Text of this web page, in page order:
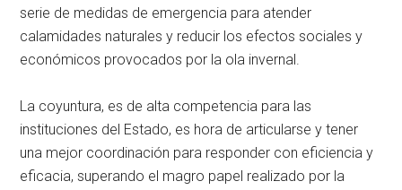
serie de medidas de emergencia para atender
calamidades naturales y reducir los efectos sociales y
económicos provocados por la ola invernal.
La coyuntura, es de alta competencia para las
instituciones del Estado, es hora de articularse y tener
una mejor coordinación para responder con eficiencia y
eficacia, superando el magro papel realizado por la